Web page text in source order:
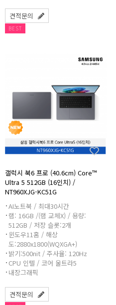
견적문의
BEST
갤럭시 북6 프로 (40.6cm) Core™
Ultra 5 512GB (16인치) /
NT960XJG-KC51G
AI노트북 / 최대30시간
램: 16GB /(램 교체X) / 용량:
512GB / 저장 슬롯:2개
윈도우11홈 / 해상
도:2880x1800(WQXGA+)
밝기:500nit / 주사율: 120Hz
CPU 인텔 / 코어 울트라5
내장그래픽
견적문의